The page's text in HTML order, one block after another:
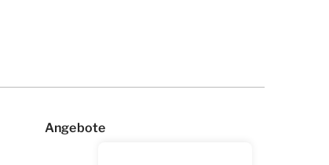
Angebote